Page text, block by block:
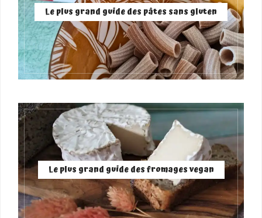
Le plus grand guide des pâtes sans gluten
Le plus grand guide des fromages vegan